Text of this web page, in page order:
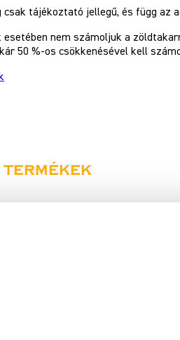
csak tájékoztató jellegű, és függ
esetében nem számoljuk a
50 %-os csökkenésével kell